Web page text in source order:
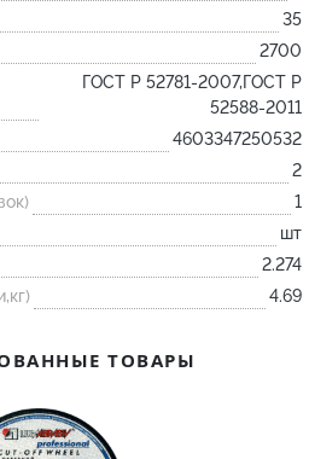
35
2700
ГОСТ Р 52781-2007,ГОСТ Р
52588-2011
4603347250532
2
1
шт
2.274
4.69
ТОВАРЫ